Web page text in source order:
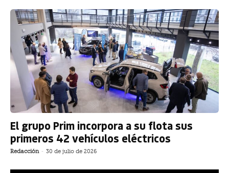
El grupo Prim incorpora a su flota sus
primeros 42 vehículos eléctricos
Redacción - 30 de julio de 2026